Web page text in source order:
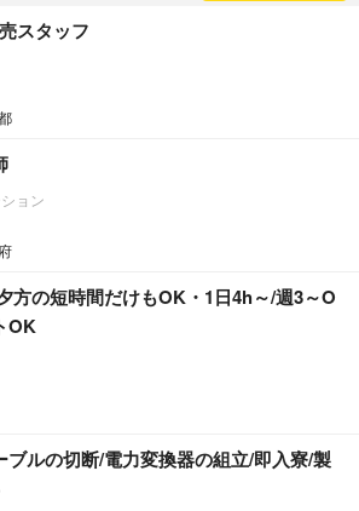
スタッフ
ョン
方の短時間だけもOK・1日4h～/週3～O
OK
ブルの切断/電力変換器の組立/即入寮/製